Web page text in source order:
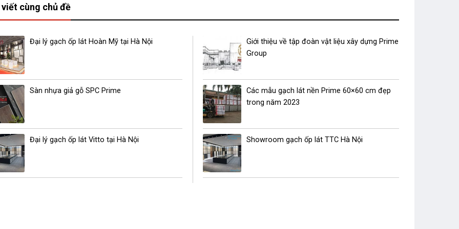
viết cùng chủ đề
Đại lý gạch ốp lát Hoàn Mỹ tại Hà Nội
Sàn nhựa giả gỗ SPC Prime
Đại lý gạch ốp lát Vitto tại Hà Nội
Giới thiệu về tập đoàn vật liệu xây dựng Prime
Group
Các mẫu gạch lát nền Prime 60×60 cm đẹp
trong năm 2023
Showroom gạch ốp lát TTC Hà Nội